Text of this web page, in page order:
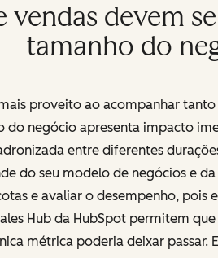
vendas devem
tamanho do
proveito ao acompanhar
do negócio apresenta impacto
entre diferentes
do seu modelo de negócios e
e avaliar o desempenho,
Hub da HubSpot permitem
métrica poderia deixar